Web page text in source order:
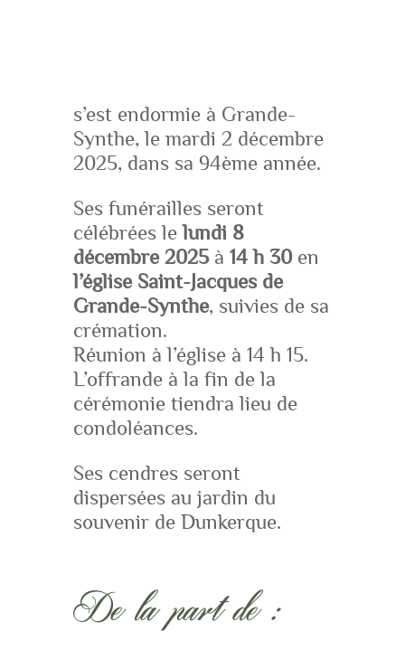
s’est endormie à Grande-
Synthe, le mardi 2 décembre
2025, dans sa 94ème année.
Ses funérailles seront
célébrées lelundi 8
décembre 2025à 14 h 30en
l’église Saint-Jacques de
Grande-Synthe, suivies de sa
crémation.
Réunion à l’église à 14 h 15.
L’offrande à la fin de la
cérémonie tiendra lieu de
condoléances.
Ses cendres seront
dispersées au jardin du
souvenir de Dunkerque.
De la part de :